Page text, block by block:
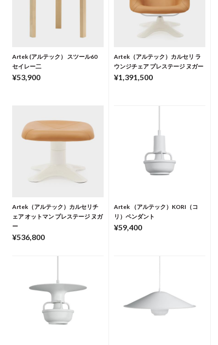
Artek (アルテック） スツール60
セイレー二
¥53,900
Artek（アルテック）カルセリ ラ
ウンジチェア プレステージ ヌガー
¥1,391,500
Artek（アルテック）カルセリチ
ェア オットマン プレステージ ヌガ
ー
¥536,800
Artek （アルテック）KORI（コ
リ）ペンダント
¥59,400